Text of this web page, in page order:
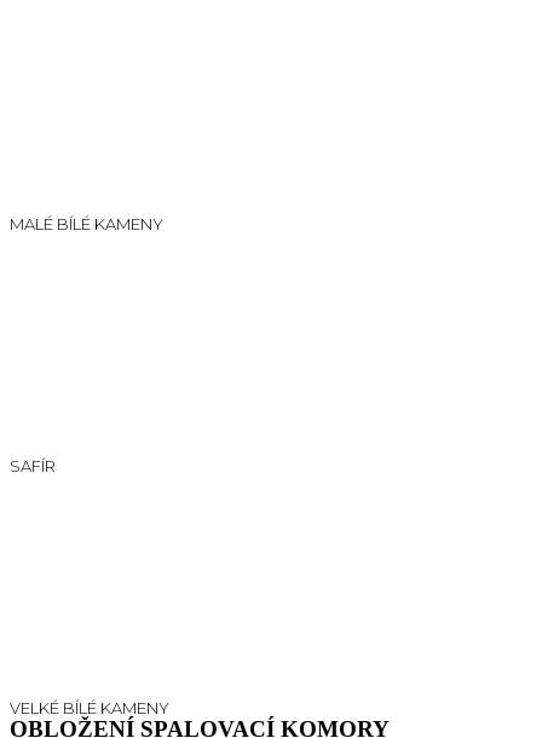
MALÉ BÍLÉ KAMENY
SAFÍR
VELKÉ BÍLÉ KAMENY
OBLOŽENÍ SPALOVACÍ KOMORY